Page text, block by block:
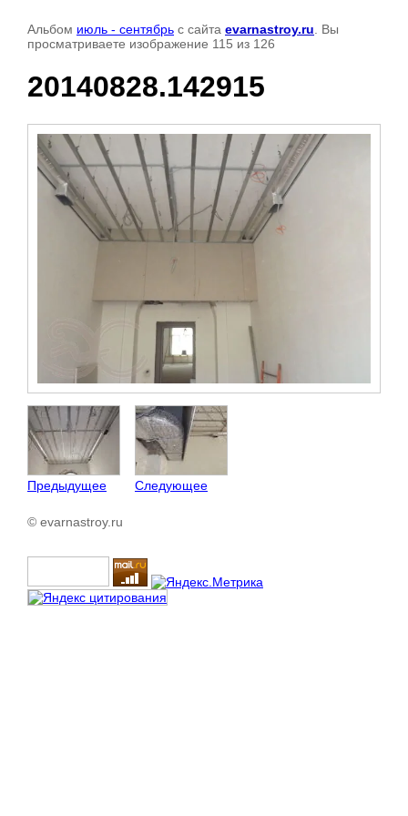
Альбом июль - сентябрь с сайта evarnastroy.ru . Вы
просматриваете изображение 115 из 126
20140828.142915
Предыдущее Следующее
© evarnastroy.ru